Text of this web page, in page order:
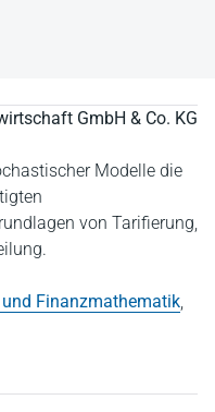
GmbH & Co. KG
Modelle die
von Tarifierung,
Finanzmathematik,